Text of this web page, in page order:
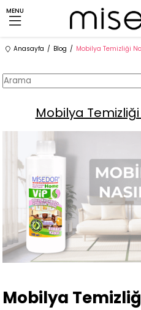
MENU
Anasayfa Blog Mobilya Temizliği
Mobilya Temizliği
Mobilya